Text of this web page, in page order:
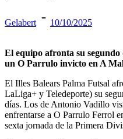
Gelabert 10/10/2025
El equipo afronta su segundo
un O Parrulo invicto en A
El Illes Balears Palma Futsal
LaLiga+ y Teledeporte) su
días. Los de Antonio Vadillo
enfrentarse a O Parrulo Ferrol
sexta jornada de la Primera